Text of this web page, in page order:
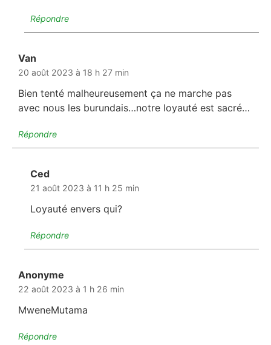
Répondre
Van
20 août 2023 à 18 h 27 min
Bien tenté malheureusement ça ne marche pas
avec nous les burundais…notre loyauté est sacré…
Répondre
Ced
21 août 2023 à 11 h 25 min
Loyauté envers qui?
Répondre
Anonyme
22 août 2023 à 1 h 26 min
MweneMutama
Répondre